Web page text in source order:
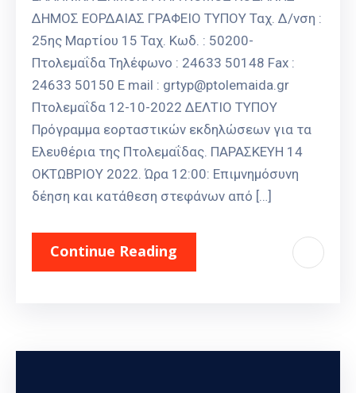
ΔΗΜΟΣ ΕΟΡΔΑΙΑΣ ΓΡΑΦΕΙΟ ΤΥΠΟΥ Ταχ. Δ/νση :
25ης Μαρτίου 15 Ταχ. Κωδ. : 50200-
Πτολεμαΐδα Τηλέφωνο : 24633 50148 Fax :
24633 50150 E mail : grtyp@ptolemaida.gr
Πτολεμαΐδα 12-10-2022 ΔΕΛΤΙΟ ΤΥΠΟΥ
Πρόγραμμα εορταστικών εκδηλώσεων για τα
Ελευθέρια της Πτολεμαΐδας. ΠΑΡΑΣΚΕΥΗ 14
ΟΚΤΩΒΡΙΟΥ 2022. Ώρα 12:00: Επιμνημόσυνη
δέηση και κατάθεση στεφάνων από […]
Continue Reading